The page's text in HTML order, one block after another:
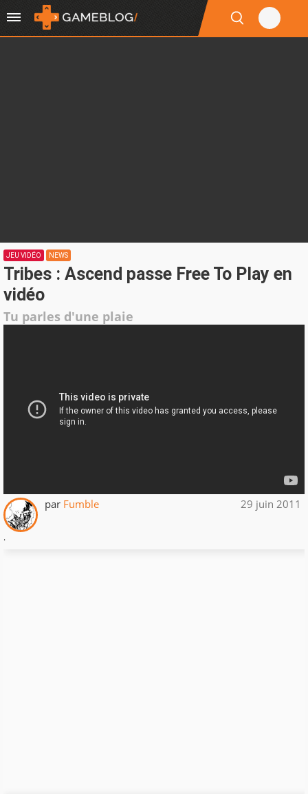
JEU VIDÉO NEWS
Tribes : Ascend passe Free To Play en
vidéo
Tu parles d'une plaie
par Fumble 29 juin 2011
.